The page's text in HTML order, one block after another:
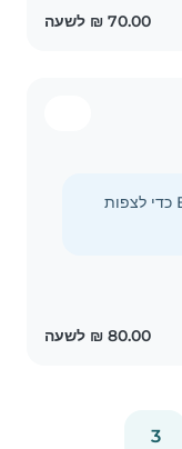
הצטרפו ל-Babysits כדי לצפות
3